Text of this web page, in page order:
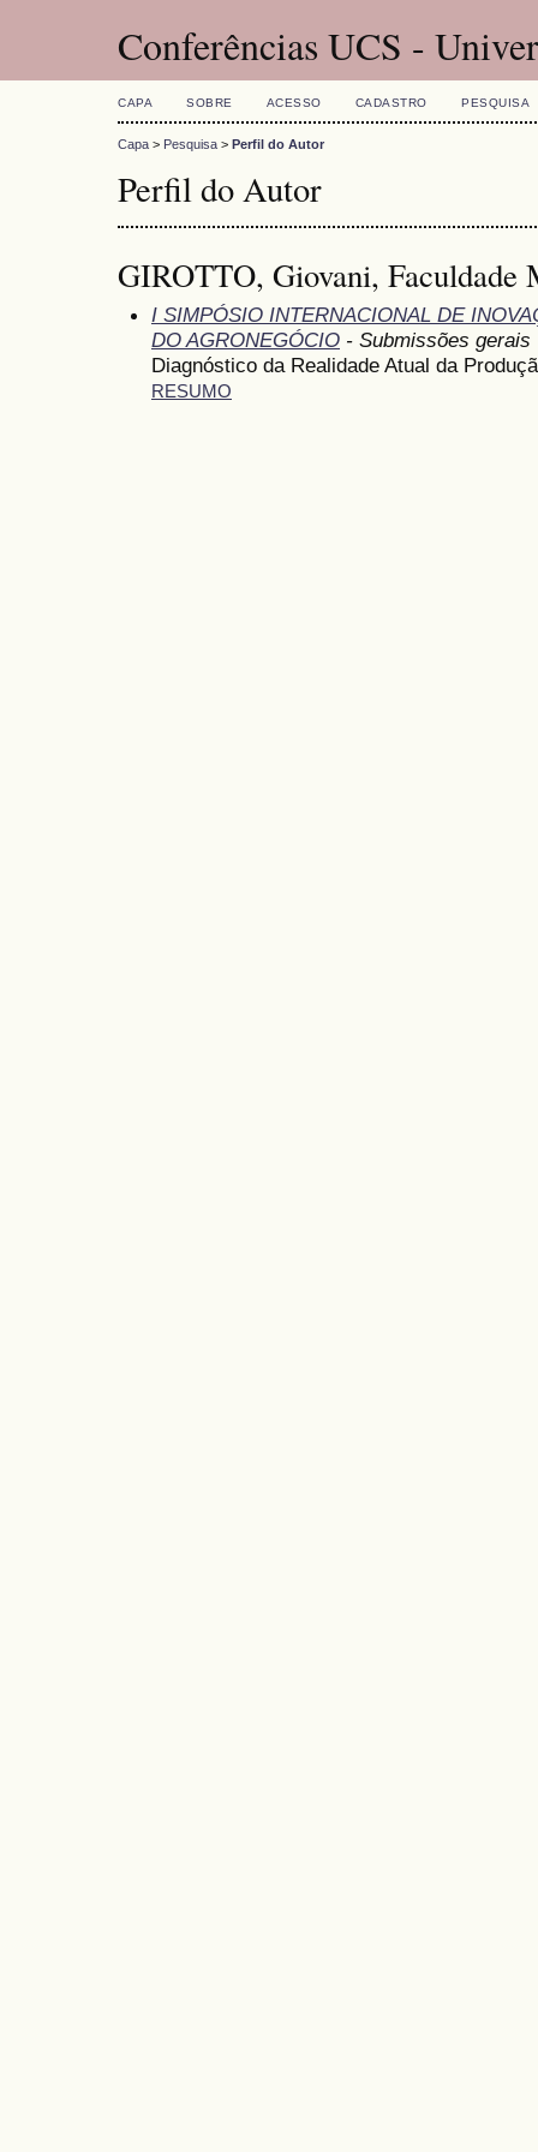
Conferências UCS -
CAPA SOBRE ACESSO CADASTRO PESQUISA
Capa > Pesquisa > Perfil do Autor
Perfil do Autor
GIROTTO, Giovani, Faculdade
I SIMPÓSIO INTERNACIONAL DE
DO AGRONEGÓCIO - Submissões gerais
Diagnóstico da Realidade Atual da
RESUMO